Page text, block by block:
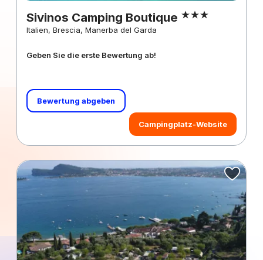
Sivinos Camping Boutique
Italien, Brescia, Manerba del Garda
Geben Sie die erste Bewertung ab!
Bewertung abgeben
Campingplatz-Website